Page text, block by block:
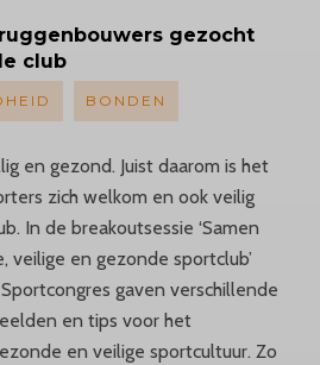
gezocht
club
en gezond. Juist daarom is het
zich welkom en ook veilig
In de breakoutsessie ‘Samen
veilige en gezonde sportclub’
gaven verschillende
en tips voor het
en veilige sportcultuur. Zo
BONDEN